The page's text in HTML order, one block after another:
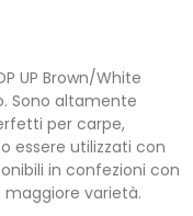
UP Brown/White
Sono altamente
per carpe,
essere utilizzati con
in confezioni con
varietà.